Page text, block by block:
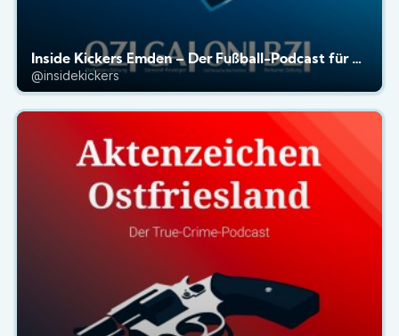
Inside Kickers Emden – Der Fußball-Podcast für Ostfriesland
@insidekickers